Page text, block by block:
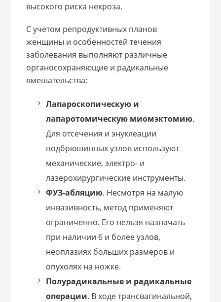
высокого риска некроза.
С учетом репродуктивных планов
женщины и особенностей течения
заболевания выполняют различные
органосохраняющие и радикальные
вмешательства:
Лапароскопическую и
лапаротомическую миомэктомию.
Для отсечения и энуклеации
подбрюшинных узлов используют
механические, электро- и
лазерохирургические инструменты.
ФУЗ-абляцию. Несмотря на малую
инвазивность, метод применяют
ограниченно. Его нельзя назначать
при наличии 6 и более узлов,
неоплазиях больших размеров и
опухолях на ножке.
Полурадикальные и радикальные
операции. В ходе трансвагинальной,